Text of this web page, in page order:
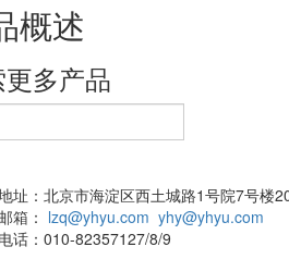
概述
多产品
址： 北京市海淀区西土城路1号院7号楼
邮箱： lzq@yhyu.com yhy@yhyu.com
电话： 010-82357127/8/9